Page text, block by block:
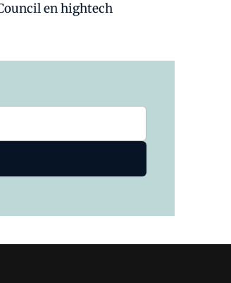
en hightech